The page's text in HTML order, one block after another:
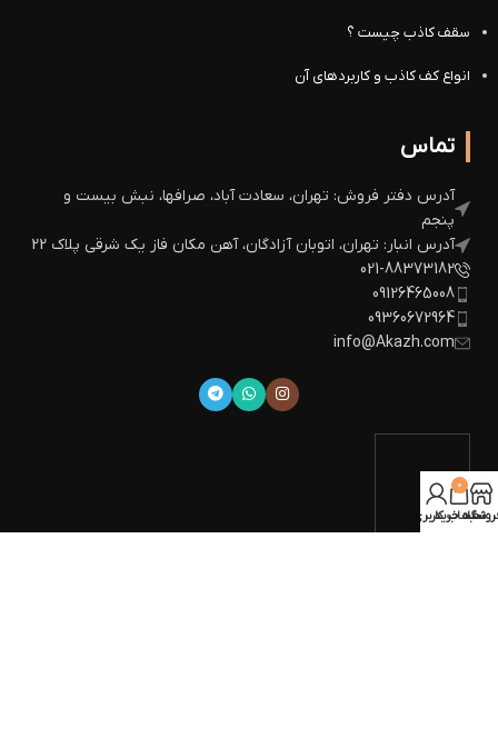
سقف کاذب چیست ؟
انواع کف کاذب و کاربردهای آن
تماس
آدرس دفتر فروش: تهران، سعادت آباد، صرافها، نبش بیست و
پنجم
آدرس انبار: تهران، اتوبان آزادگان، آهن مکان فاز یک شرقی پلاک 22
021-88373182
09126465008
09360672964
info@Akazh.com
0
سبد خرید
حساب کاربری من